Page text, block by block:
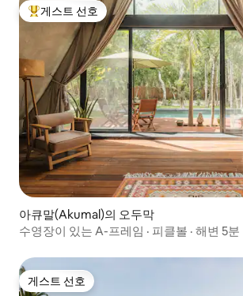
상위 게스트 선호
게스트 선호
아큐말(Akumal)의 오두막
수영장이 있는 A-프레임 · 피클볼 · 해변 5분
게스트 선호
게스트 선호